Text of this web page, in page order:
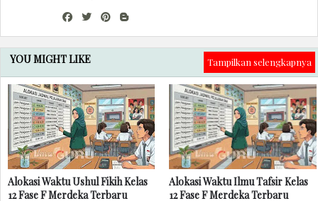
YOU MIGHT LIKE Tampilkan selengkapnya
Alokasi Waktu Ushul Fikih Kelas
12 Fase F Merdeka Terbaru
Alokasi Waktu Ilmu Tafsir Kelas
12 Fase F Merdeka Terbaru